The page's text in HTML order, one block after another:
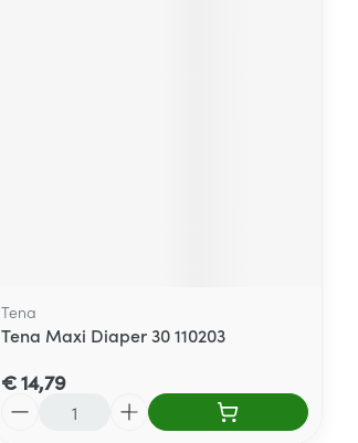
Tena
Tena Maxi Diaper 30 110203
€ 14,79